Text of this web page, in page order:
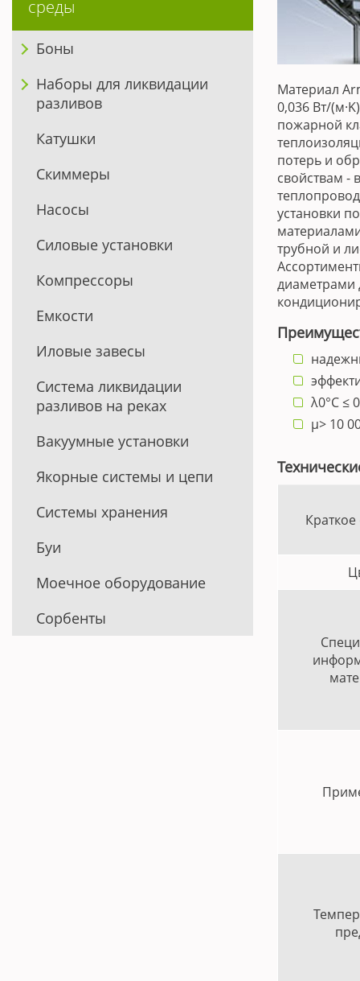
среды
Боны
Наборы для ликвидации
разливов
Катушки
Скиммеры
Насосы
Силовые установки
Компрессоры
Емкости
Иловые завесы
Система ликвидации
разливов на реках
Вакуумные установки
Якорные системы и цепи
Системы хранения
Буи
Моечное оборудование
Сорбенты
Материал
0,036 Вт/
пожарной
потерь и
свойствам -
установки
трубной и
диаметрами
λ0°C ≤
µ> 10